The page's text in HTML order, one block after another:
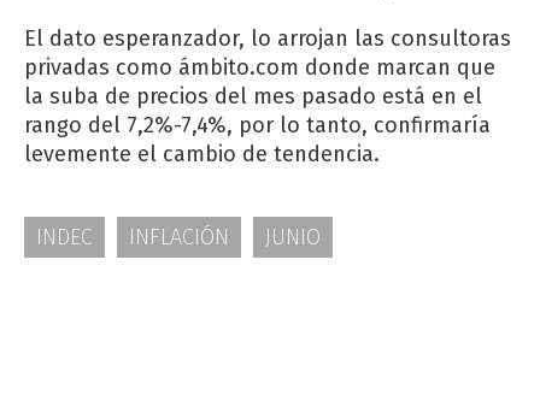
El dato esperanzador, lo arrojan las consultoras
privadas como ámbito.com donde marcan que
la suba de precios del mes pasado está en el
rango del 7,2%-7,4%, por lo tanto, confirmaría
levemente el cambio de tendencia.
INDEC INFLACIÓN JUNIO